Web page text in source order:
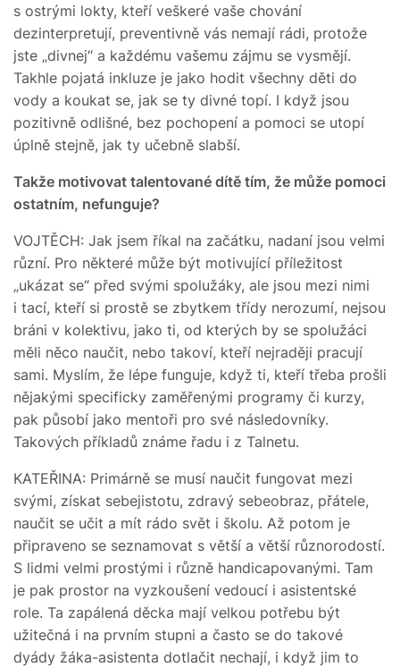
s ostrými lokty, kteří veškeré vaše chování
dezinterpretují, preventivně vás nemají rádi, protože
jste „divnej“ a každému vašemu zájmu se vysmějí.
Takhle pojatá inkluze je jako hodit všechny děti do
vody a koukat se, jak se ty divné topí. I když jsou
pozitivně odlišné, bez pochopení a pomoci se utopí
úplně stejně, jak ty učebně slabší.
Takže motivovat talentované dítě tím, že může pomoci
ostatním, nefunguje?
VOJTĚCH: Jak jsem říkal na začátku, nadaní jsou velmi
různí. Pro některé může být motivující příležitost
„ukázat se“ před svými spolužáky, ale jsou mezi nimi
i tací, kteří si prostě se zbytkem třídy nerozumí, nejsou
bráni v kolektivu, jako ti, od kterých by se spolužáci
měli něco naučit, nebo takoví, kteří nejraději pracují
sami. Myslím, že lépe funguje, když ti, kteří třeba prošli
nějakými specificky zaměřenými programy či kurzy,
pak působí jako mentoři pro své následovníky.
Takových příkladů známe řadu i z Talnetu.
KATEŘINA: Primárně se musí naučit fungovat mezi
svými, získat sebejistotu, zdravý sebeobraz, přátele,
naučit se učit a mít rádo svět i školu. Až potom je
připraveno se seznamovat s větší a větší různorodostí.
S lidmi velmi prostými i různě handicapovanými. Tam
je pak prostor na vyzkoušení vedoucí i asistentské
role. Ta zapálená děcka mají velkou potřebu být
užitečná i na prvním stupni a často se do takové
dyády žáka-asistenta dotlačit nechají, i když jim to